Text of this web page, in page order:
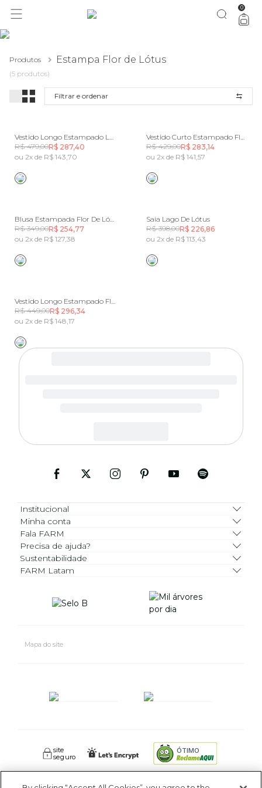
você merece 30% OFF pra comemorar com a gente aproveita! 0
Produtos Estampa Flor de Lótus
(5 produtos)
Filtrar e ordenar
Vestido Longo Estampado Lago De Lótus
R$ 479,00R$ 287,40
ou 2x de R$ 143,70
Vestido Curto Estampado Flor De Lótus
R$ 429,00R$ 283,14
ou 2x de R$ 141,57
Blusa Estampada Flor De Lótus
R$ 349,00R$ 254,77
ou 2x de R$ 127,38
Saia Lago De Lótus
R$ 398,00R$ 226,86
ou 2x de R$ 113,43
Vestido Longo Estampado Flor De Lótus
R$ 449,00R$ 296,34
ou 2x de R$ 148,17
Institucional
Minha conta
Fala FARM
Precisa de ajuda?
Sustentabilidade
FARM Latam
Mapa do site
site
seguro
ÓTIMO